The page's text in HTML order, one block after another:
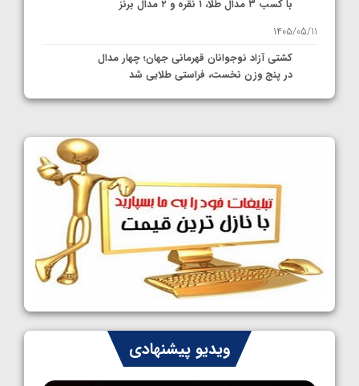
با کسب ۳ مدال طلا، ۱ نقره و ۲ مدال برنز
1405/05/11
کشتی آزاد نوجوانان قهرمانی جهان؛ چهار مدال
در پنج وزن نخست، فراستی طلایی شد
1405/05/11
کشتی آزاد نوجوانان جهان؛ رقبای نمایندگان
ایران مشخص شدند
1405/05/08
کشتی فرنگی نوجوانان جهان؛ سکوی تیمی
سوم برای ایران
1405/05/07
ایران چشم به راه چهار مدال در پنج وزن دوم
کشتی فرنگی نوجوانان جهانویدیو پیشنهادی